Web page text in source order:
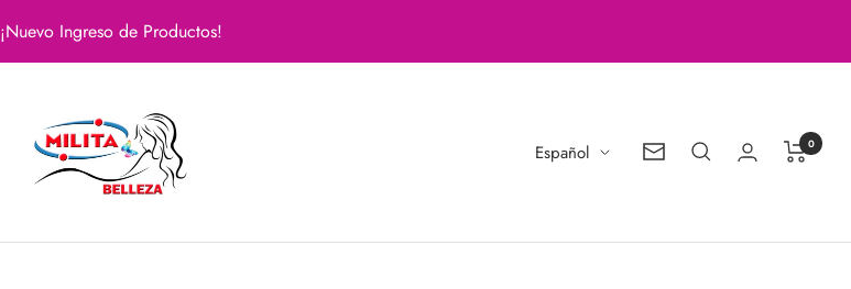
¡Nuevo Ingreso de Productos!
Belleza
Idioma
Español
Boletín
0